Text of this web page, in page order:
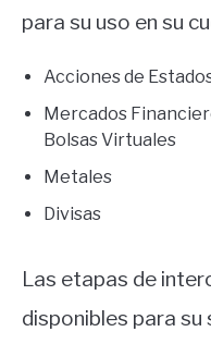
para su uso en su
Acciones de
Mercados
Bolsas Virtuales
Metales
Divisas
Las etapas de
disponibles para su